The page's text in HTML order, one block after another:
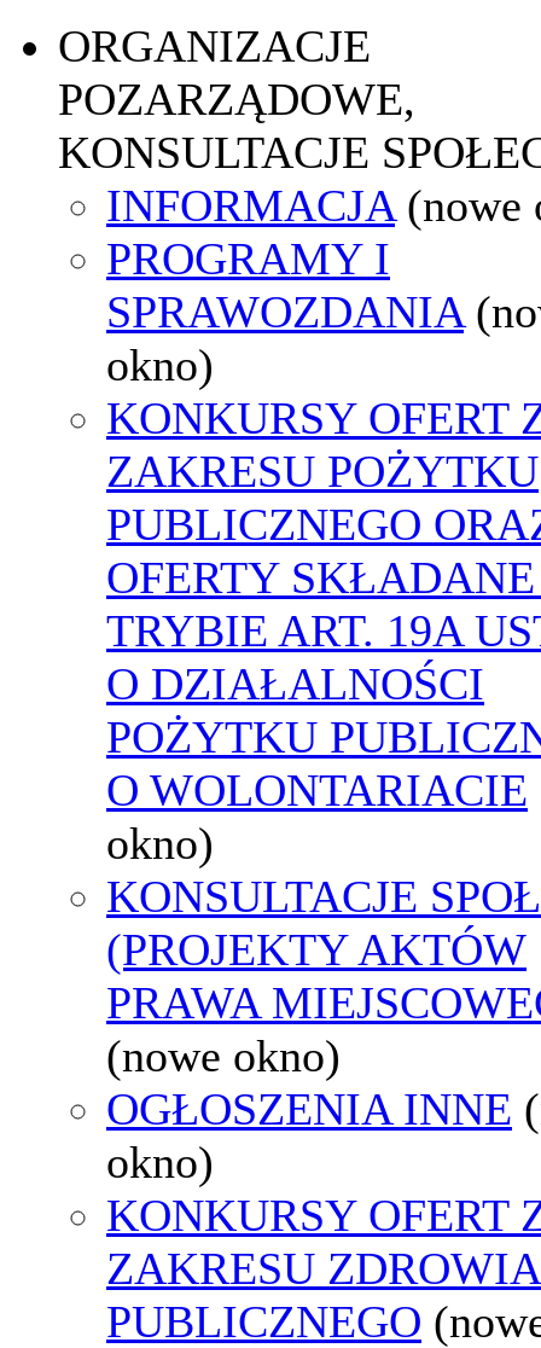
ORGANIZACJE
POZARZĄDOWE,
KONSULTACJE
INFORMACJA (nowe
PROGRAMY I
SPRAWOZDANIA
okno)
KONKURSY OFERT
ZAKRESU POŻYTKU
PUBLICZNEGO
OFERTY
TRYBIE ART. 19A
O DZIAŁALNOŚCI
POŻYTKU
O WOLONTARIACIE
okno)
KONSULTACJE
(PROJEKTY AKTÓW
PRAWA
(nowe okno)
OGŁOSZENIA INNE
okno)
KONKURSY OFERT
ZAKRESU ZDROWIA
PUBLICZNEGO